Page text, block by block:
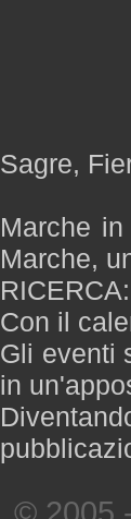
Sagre,
Marche
Marche,
Con il
Gli eventi
in